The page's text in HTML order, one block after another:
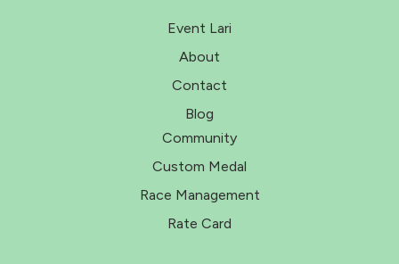
Event Lari
About
Contact
Blog
Community
Custom Medal
Race Management
Rate Card